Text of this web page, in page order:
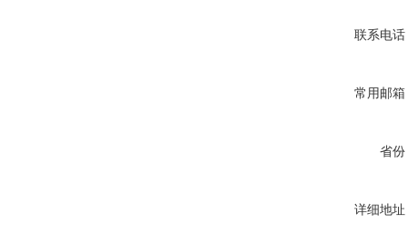
联系电话
常用邮箱
省份
详细地址